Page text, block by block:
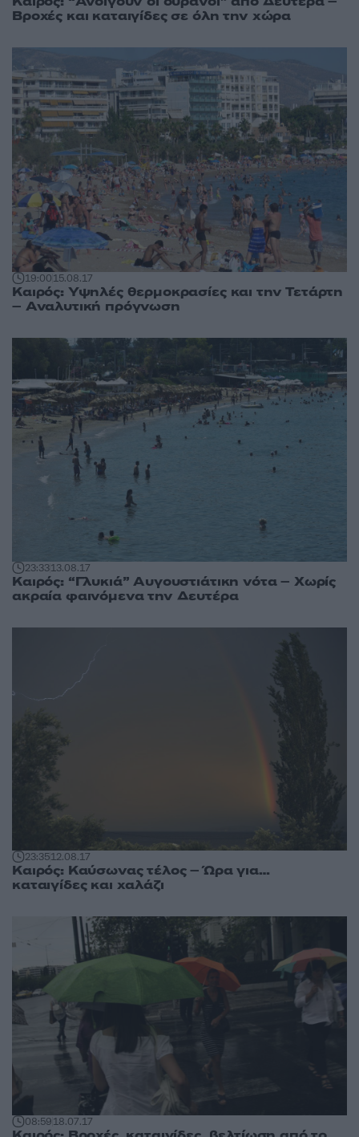
Βροχές και καταιγίδες σε όλη την χώρα
19:0015.08.17
Καιρός: Υψηλές θερμοκρασίες και την Τετάρτη
– Αναλυτική πρόγνωση
23:3313.08.17
Καιρός: “Γλυκιά” Αυγουστιάτικη νότα – Χωρίς
ακραία φαινόμενα την Δευτέρα
23:3512.08.17
Καιρός: Καύσωνας τέλος – Ώρα για…
καταιγίδες και χαλάζι
08:5918.07.17